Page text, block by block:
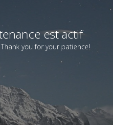
est actif
you for your patience!